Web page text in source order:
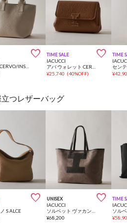
 TIME SALE 
IACUCCI
¥25,740 (40%OFF)
TIME
¥
立つレザーバッグ

S ALCE
UNISEX 
IACUCCI
¥68,200
TIME
¥